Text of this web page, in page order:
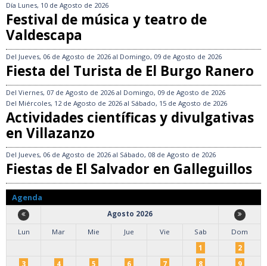
Día Lunes, 10 de Agosto de 2026
Festival de música y teatro de
Valdescapa
Del Jueves, 06 de Agosto de 2026 al Domingo, 09 de Agosto de 2026
Fiesta del Turista de El Burgo Ranero
Del Viernes, 07 de Agosto de 2026 al Domingo, 09 de Agosto de 2026
Del Miércoles, 12 de Agosto de 2026 al Sábado, 15 de Agosto de 2026
Actividades científicas y divulgativas
en Villazanzo
Del Jueves, 06 de Agosto de 2026 al Sábado, 08 de Agosto de 2026
Fiestas de El Salvador en Galleguillos
Agenda
Agosto 2026
Lun
Mar Mie Jue Vie Sab
Dom
1
2
3
4 5 6 7 8
9